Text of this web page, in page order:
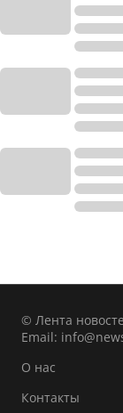
© Лента
Email:
О нас
Контакты